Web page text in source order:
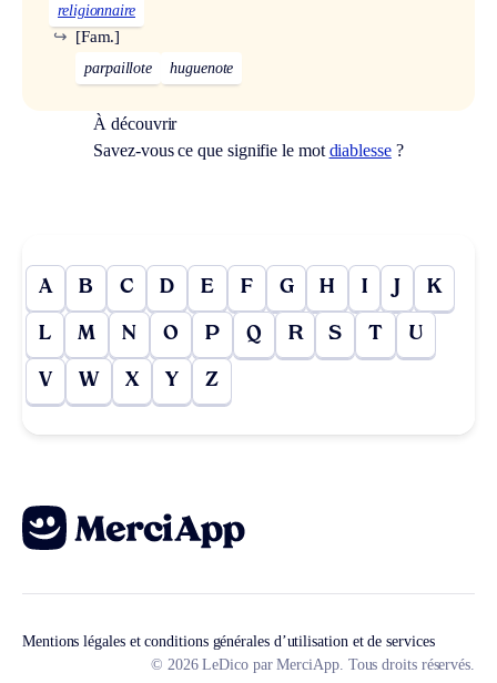
religionnaire
[Fam.]
↪
parpaillote huguenote
À découvrir
Savez-vous ce que signifie le mot diablesse?
A B C D E F G H I J K
L M N O P Q R S T U
V W X Y Z
Mentions légales et conditions générales d’utilisation et de services
© 2026 LeDico par MerciApp. Tous droits réservés.